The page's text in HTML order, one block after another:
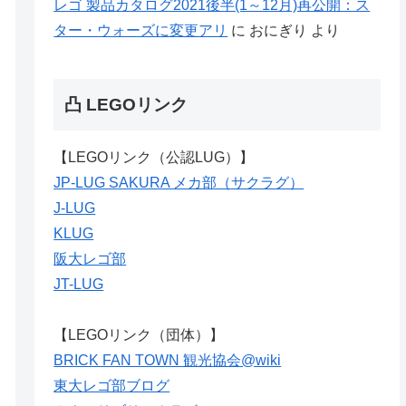
レゴ 製品カタログ2021後半(1～12月)再公開：ス
ター・ウォーズに変更アリ に おにぎり より
凸 LEGOリンク
【LEGOリンク（公認LUG）】
JP-LUG SAKURA メカ部（サクラグ）
J-LUG
KLUG
阪大レゴ部
JT-LUG
【LEGOリンク（団体）】
BRICK FAN TOWN 観光協会@wiki
東大レゴ部ブログ